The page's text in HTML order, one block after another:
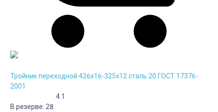
Тройник переходной 426х16-325х12 сталь 20 ГОСТ 17376-
2001
4.1
В резерве: 28